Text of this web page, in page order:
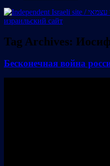
Tag Archives:
Бесконечная война